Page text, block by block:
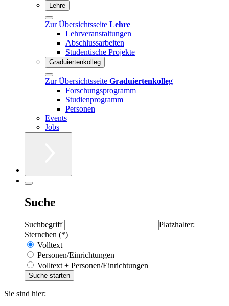
Lehre
Zur Übersichtsseite Lehre
Lehrveranstaltungen
Abschlussarbeiten
Studentische Projekte
Graduiertenkolleg
Zur Übersichtsseite Graduiertenkolleg
Forschungsprogramm
Studienprogramm
Personen
Events
Jobs
Suche
Suchbegriff
Platzhalter:
Sternchen (*)
Volltext
Personen/Einrichtungen
Volltext + Personen/Einrichtungen
Sie sind hier: